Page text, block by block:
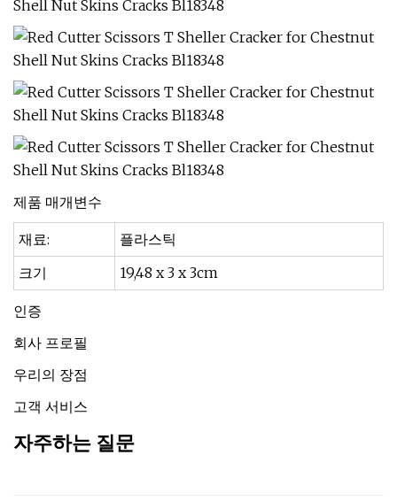
제품 매개변수
재료:
플라스틱
크기
19,48 x 3 x 3cm
인증
회사 프로필
우리의 장점
고객 서비스
자주하는 질문